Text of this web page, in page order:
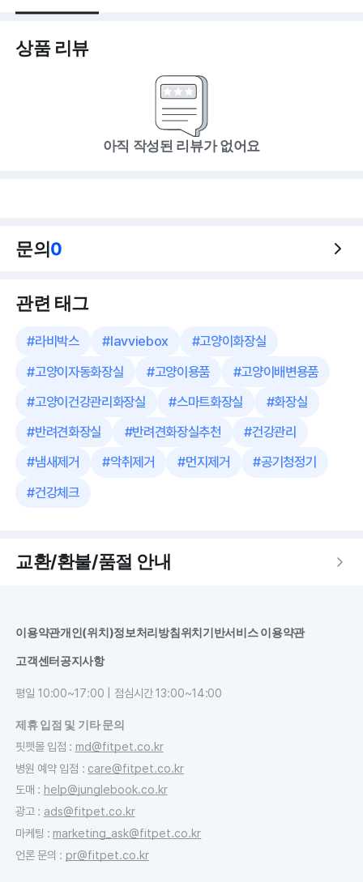
상품 리뷰
아직 작성된 리뷰가 없어요
문의0
관련 태그
#라비박스 #lavviebox #고양이화장실
#고양이자동화장실 #고양이용품 #고양이배변용품
#고양이건강관리화장실 #스마트화장실 #화장실
#반려견화장실 #반려견화장실추천 #건강관리
#냄새제거 #악취제거 #먼지제거 #공기청정기
#건강체크
교환/환불/품절 안내
이용약관개인(위치)정보처리방침위치기반서비스 이용약관
고객센터공지사항
평일 10:00~17:00 | 점심시간 13:00~14:00
제휴 입점 및 기타 문의
핏펫몰 입점 : md@fitpet.co.kr
병원 예약 입점 : care@fitpet.co.kr
도매 : help@junglebook.co.kr
광고: ads@fitpet.co.kr
마케팅 : marketing_ask@fitpet.co.kr
언론 문의 : pr@fitpet.co.kr